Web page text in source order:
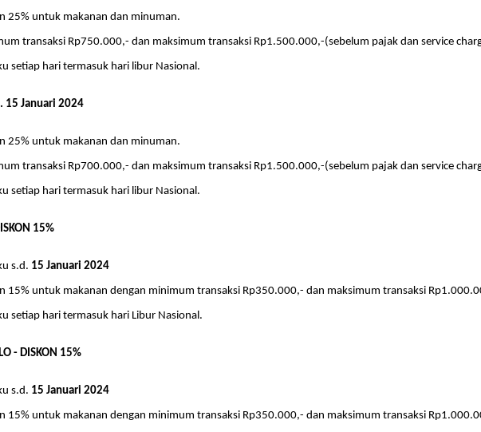
25% untuk makanan dan minuman.
transaksi Rp750.000,- dan maksimum transaksi Rp1.500.000,-(sebelum pajak dan service
setiap hari termasuk hari libur Nasional.
15 Januari 2024
25% untuk makanan dan minuman.
transaksi Rp700.000,- dan maksimum transaksi Rp1.500.000,-(sebelum pajak dan service
setiap hari termasuk hari libur Nasional.
15%
s.d. 15 Januari 2024
15% untuk makanan dengan minimum transaksi Rp350.000,- dan maksimum transaksi
setiap hari termasuk hari Libur Nasional.
- DISKON 15%
s.d. 15 Januari 2024
15% untuk makanan dengan minimum transaksi Rp350.000,- dan maksimum transaksi